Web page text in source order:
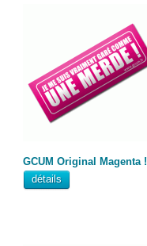
GCUM Original Magenta !
détails